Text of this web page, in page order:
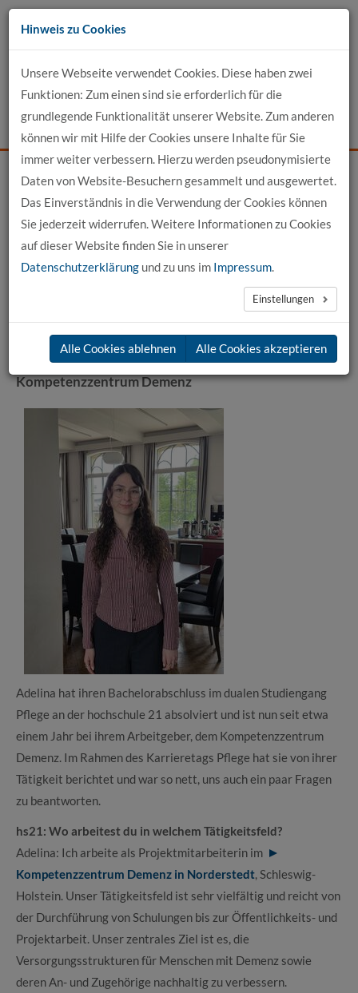
Zum
Inhalt
Events News Login Suche
Kontakt
Startseite News News-Detail
News aus der hochschule 21
22.06.2026
Alumni-Interview: Adelinas vielfältiger Job im
Kompetenzzentrum Demenz
Adelina hat ihren Bachelorabschluss im dualen Studiengang
Pflege an der hochschule 21 absolviert und ist nun seit etwa
einem Jahr bei ihrem Arbeitgeber, dem Kompetenzzentrum
Demenz. Im Rahmen des Karrieretags Pflege hat sie von ihrer
Tätigkeit berichtet und war so nett, uns auch ein paar Fragen
zu beantworten.
hs21: Wo arbeitest du in welchem Tätigkeitsfeld?
Adelina: Ich arbeite als Projektmitarbeiterin im
Kompetenzzentrum Demenz in Norderstedt , Schleswig-
Holstein. Unser Tätigkeitsfeld ist sehr vielfältig und reicht von
der Durchführung von Schulungen bis zur Öffentlichkeits- und
Projektarbeit. Unser zentrales Ziel ist es, die
Versorgungsstrukturen für Menschen mit Demenz sowie
deren An- und Zugehörige nachhaltig zu verbessern.
Hinweis zu Cookies
Unsere Webseite verwendet Cookies. Diese haben zwei
Funktionen: Zum einen sind sie erforderlich für die
grundlegende Funktionalität unserer Website. Zum anderen
können wir mit Hilfe der Cookies unsere Inhalte für Sie
immer weiter verbessern. Hierzu werden pseudonymisierte
Daten von Website-Besuchern gesammelt und ausgewertet.
Das Einverständnis in die Verwendung der Cookies können
Sie jederzeit widerrufen. Weitere Informationen zu Cookies
auf dieser Website finden Sie in unserer
Datenschutzerklärung und zu uns im Impressum.
Einstellungen
Alle Cookies ablehnen Alle Cookies akzeptieren